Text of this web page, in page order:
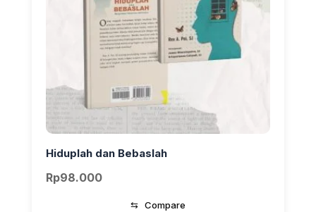
Hiduplah dan Bebaslah
Rp98.000
⇆ Compare